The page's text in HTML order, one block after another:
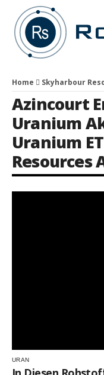
Home Skyharbour
Azincourt
Uranium
Uranium
Resources
URAN